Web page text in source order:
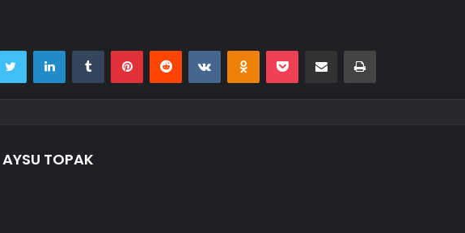
Twitter LinkedInTumblr PinterestReddit VKontakteOdnoklassniki
Pocket E-Posta ile paylaş Yazdır
AYSU TOPAK